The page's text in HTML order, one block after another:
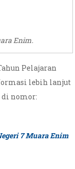
Enim.
Pelajaran
lebih lanjut
di nomor:
7 Muara Enim